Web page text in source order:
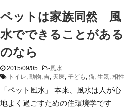
ペットは家族同然 風
水でできることがある
のなら
2015/09/05 -風水
トイレ, 動物, 吉, 天医, 子ども , 猫, 生気, 相性
「ペット風水」 本来、風水は人が心
地よく過ごすための住環境学です